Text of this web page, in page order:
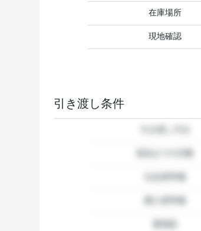
在庫場所
現地確認
引き渡し条件